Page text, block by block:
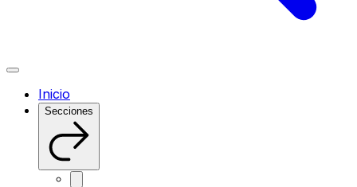
Inicio
Secciones